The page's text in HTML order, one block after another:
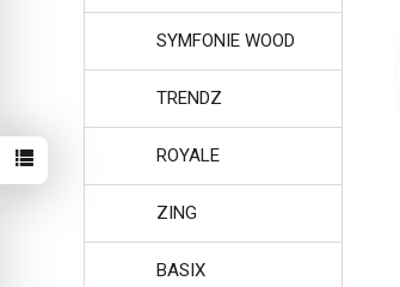
SYMFONIE WOOD
TRENDZ
ROYALE
ZING
BASIX